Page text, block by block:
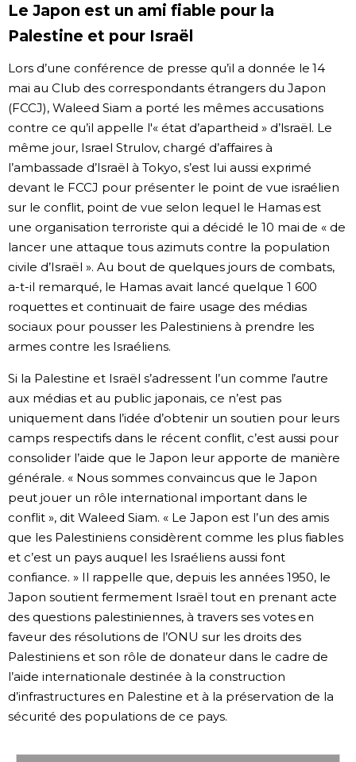
Le Japon est un ami fiable pour la
Palestine et pour Israël
Lors d’une conférence de presse qu’il a donnée le 14
mai au Club des correspondants étrangers du Japon
(FCCJ), Waleed Siam a porté les mêmes accusations
contre ce qu’il appelle l'« état d’apartheid » d’Israël. Le
même jour, Israel Strulov, chargé d’affaires à
l’ambassade d’Israël à Tokyo, s’est lui aussi exprimé
devant le FCCJ pour présenter le point de vue israélien
sur le conflit, point de vue selon lequel le Hamas est
une organisation terroriste qui a décidé le 10 mai de « de
lancer une attaque tous azimuts contre la population
civile d’Israël ». Au bout de quelques jours de combats,
a-t-il remarqué, le Hamas avait lancé quelque 1 600
roquettes et continuait de faire usage des médias
sociaux pour pousser les Palestiniens à prendre les
armes contre les Israéliens.
Si la Palestine et Israël s’adressent l’un comme l’autre
aux médias et au public japonais, ce n’est pas
uniquement dans l’idée d’obtenir un soutien pour leurs
camps respectifs dans le récent conflit, c’est aussi pour
consolider l’aide que le Japon leur apporte de manière
générale. « Nous sommes convaincus que le Japon
peut jouer un rôle international important dans le
conflit », dit Waleed Siam. « Le Japon est l’un des amis
que les Palestiniens considèrent comme les plus fiables
et c’est un pays auquel les Israéliens aussi font
confiance. » Il rappelle que, depuis les années 1950, le
Japon soutient fermement Israël tout en prenant acte
des questions palestiniennes, à travers ses votes en
faveur des résolutions de l’ONU sur les droits des
Palestiniens et son rôle de donateur dans le cadre de
l’aide internationale destinée à la construction
d’infrastructures en Palestine et à la préservation de la
sécurité des populations de ce pays.